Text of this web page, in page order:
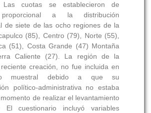
Las cuotas se establecieron de
a la distribución
de siete de las ocho regiones de la
(85), Centro (79), Norte (55),
(51), Costa Grande (47) Montaña
Caliente (27). La región de la
creación, no fue incluida en
muestral debido a que su
político-administrativa no estaba
de realizar el levantamiento
El cuestionario incluyó variables